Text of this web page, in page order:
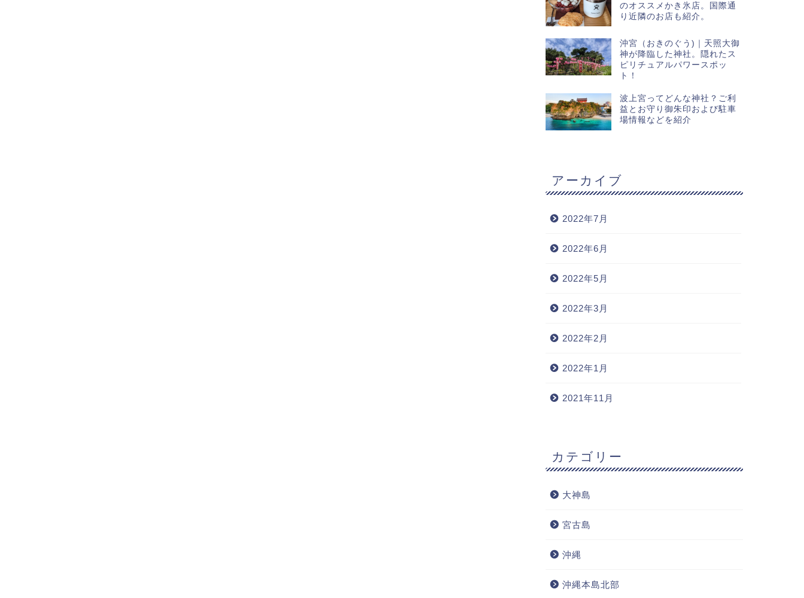
のオススメかき氷店。国際通
り近隣のお店も紹介。
沖宮（おきのぐう)｜天照大御
神が降臨した神社。隠れたス
ピリチュアルパワースポッ
ト！
波上宮ってどんな神社？ご利
益とお守り御朱印および駐車
場情報などを紹介
アーカイブ
2022年7月
2022年6月
2022年5月
2022年3月
2022年2月
2022年1月
2021年11月
カテゴリー
大神島
宮古島
沖縄
沖縄本島北部